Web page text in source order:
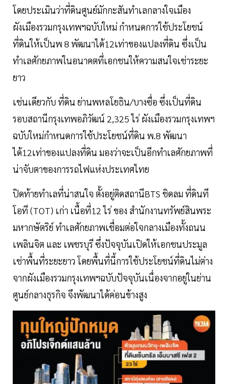
โดยประเมินว่าที่ดินศูนย์มักกะสันทำเลกลางใจเมือง
ผังเมืองรวมกรุงเทพฯฉบับใหม่ กำหนดการใช้ประโยชน์
ที่ดินให้เป็นพ 8 พัฒนาได้12เท่าของแปลงที่ดิน ซึ่งเป็น
ทำเลศักยภาพในอนาคตที่เอกชนให้ความสนใจเช่าระยะ
ยาว
เช่นเดียวกับ ที่ดิน ย่านพหลโยธิน/บางซื่อ ซึ่งเป็นที่ดิน
รอบสถานีกรุงเทพอภิวัฒน์ 2,325 ไร่ ผังเมืองรวมกรุงเทพฯ
ฉบับใหม่กำหนดการใช้ประโยชน์ที่ดิน พ.8 พัฒนา
ได้12เท่าของแปลงที่ดิน มองว่าจะเป็นอีกทำเลศักยภาพที่
น่าจับตาของการรถไฟแห่งประเทศไทย
ปิดท้ายทำเลที่น่าสนใจ ตั้งอยู่ติดสถานีBTS ชิดลม ที่ดินที
โอที (TOT) เก่า เนื้อที่12 ไร่ ของ สำนักงานทรัพย์สินพระ
มหากษัตริย์ ทำเลศักยภาพเชื่อมต่อใจกลางเมืองทั้งถนน
เพลินจิต และ เพชรบุรี ซึ่งปัจจุบันเปิดให้เอกชนประมูล
เช่าพื้นที่ระยะยาว โดยพื้นที่นี้การใช้ประโยชน์ที่ดินไม่ต่าง
จากผังเมืองรวมกรุงเทพฯฉบับปัจจุบันเนื่องจากอยู่ในย่าน
ศูนย์กลางธุรกิจ จึงพัฒนาได้ค่อนข้างสูง